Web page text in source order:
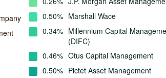
0.50% Marshall Wace
0.34% Millennium Capital
(DIFC)
0.46% Otus Capital Management
0.50% Pictet Asset Management